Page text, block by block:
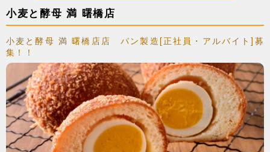
小麦と酵母 満 曙橋店
小麦と酵母 満 曙橋店店 パン製造[正社員・アルバイト]募
集！！